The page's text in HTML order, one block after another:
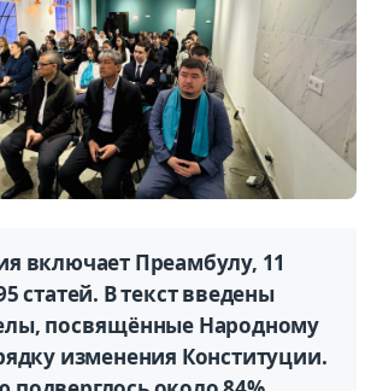
включает Преамбулу, 11
статей. В текст введены
посвящённые Народному
изменения Конституции.